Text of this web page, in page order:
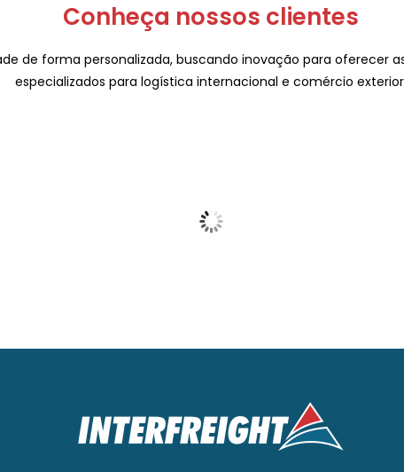
Conheça nossos clientes
de forma personalizada, buscando inovação para oferecer
especializados para logística internacional e comércio